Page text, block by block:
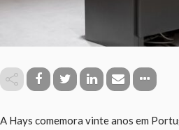
A Hays comemora vinte anos em